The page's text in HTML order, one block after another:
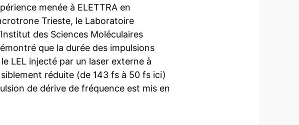
menée à ELETTRA en
Trieste, le Laboratoire
des Sciences Moléculaires
que la durée des impulsions
LEL injecté par un laser externe à
réduite (de 143 fs à 50 fs ici)
de dérive de fréquence est mis en